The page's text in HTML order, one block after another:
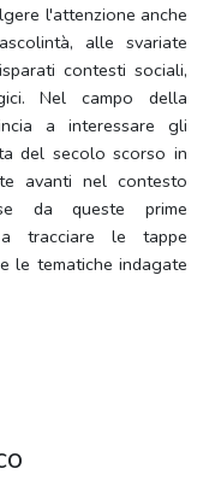
l'attenzione anche
alle svariate
contesti sociali,
Nel campo della
a interessare gli
del secolo scorso in
avanti nel contesto
da queste prime
a tracciare le tappe
le tematiche indagate